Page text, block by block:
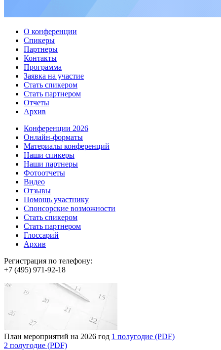
О конференции
Спикеры
Партнеры
Контакты
Программа
Заявка на участие
Стать спикером
Стать партнером
Отчеты
Архив
Конференции 2026
Онлайн-форматы
Материалы конференций
Наши спикеры
Наши партнеры
Фотоотчеты
Видео
Отзывы
Помощь участнику
Спонсорские возможности
Стать спикером
Стать партнером
Глоссарий
Архив
Регистрация по телефону:
+7 (495) 971-92-18
План мероприятий на 2026 год 1 полугодие (PDF)
2 полугодие (PDF)